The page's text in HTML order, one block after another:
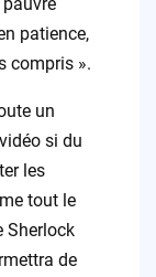
patience,
compris ».
un
si du
les
tout le
Sherlock
de